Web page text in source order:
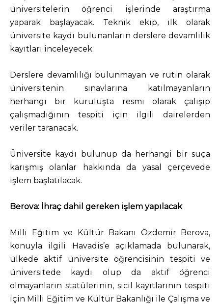
üniversitelerin öğrenci işlerinde araştırma
yaparak başlayacak. Teknik ekip, ilk olarak
üniversite kaydı bulunanların derslere devamlılık
kayıtları inceleyecek.
Derslere devamlılığı bulunmayan ve rutin olarak
üniversitenin sınavlarına katılmayanların
herhangi bir kuruluşta resmi olarak çalışıp
çalışmadığının tespiti için ilgili dairelerden
veriler taranacak.
Üniversite kaydı bulunup da herhangi bir suça
karışmış olanlar hakkında da yasal çerçevede
işlem başlatılacak.
Berova: İhraç dahil gereken işlem yapılacak
Milli Eğitim ve Kültür Bakanı Özdemir Berova,
konuyla ilgili Havadis’e açıklamada bulunarak,
ülkede aktif üniversite öğrencisinin tespiti ve
üniversitede kaydı olup da aktif öğrenci
olmayanların statülerinin, sicil kayıtlarının tespiti
için Milli Eğitim ve Kültür Bakanlığı ile Çalışma ve